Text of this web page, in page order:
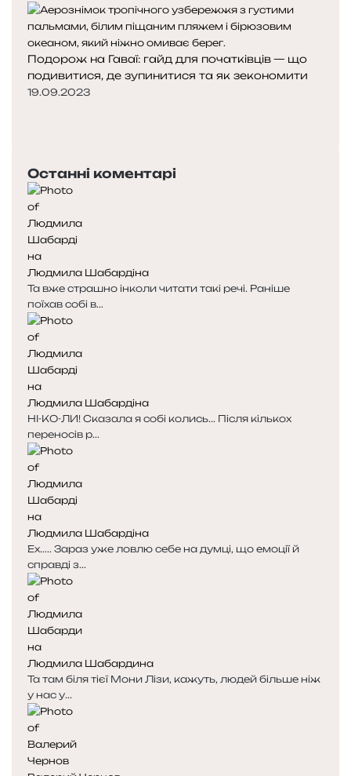
Подорож на Гаваї: гайд для початківців — що
подивитися, де зупинитися та як зекономити
19.09.2023
Останні коментарі
Людмила Шабардіна
Та вже страшно інколи читати такі речі. Раніше
поїхав собі в...
Людмила Шабардіна
НІ-КО-ЛИ! Сказала я собі колись... Після кількох
переносів р...
Людмила Шабардіна
Ех..... Зараз уже ловлю себе на думці, що емоції й
справді з...
Людмила Шабардина
Та там біля тієї Мони Лізи, кажуть, людей більше ніж
у нас у...